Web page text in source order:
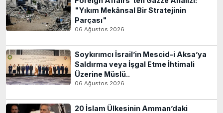
"Yıkım Mekânsal Bir Stratejinin
Parçası"
06 Ağustos 2026
Soykırımcı İsrail’in Mescid-i Aksa’ya
Saldırma veya İşgal Etme İhtimali
Üzerine Müslü..
06 Ağustos 2026
20 İslam Ülkesinin Amman’daki